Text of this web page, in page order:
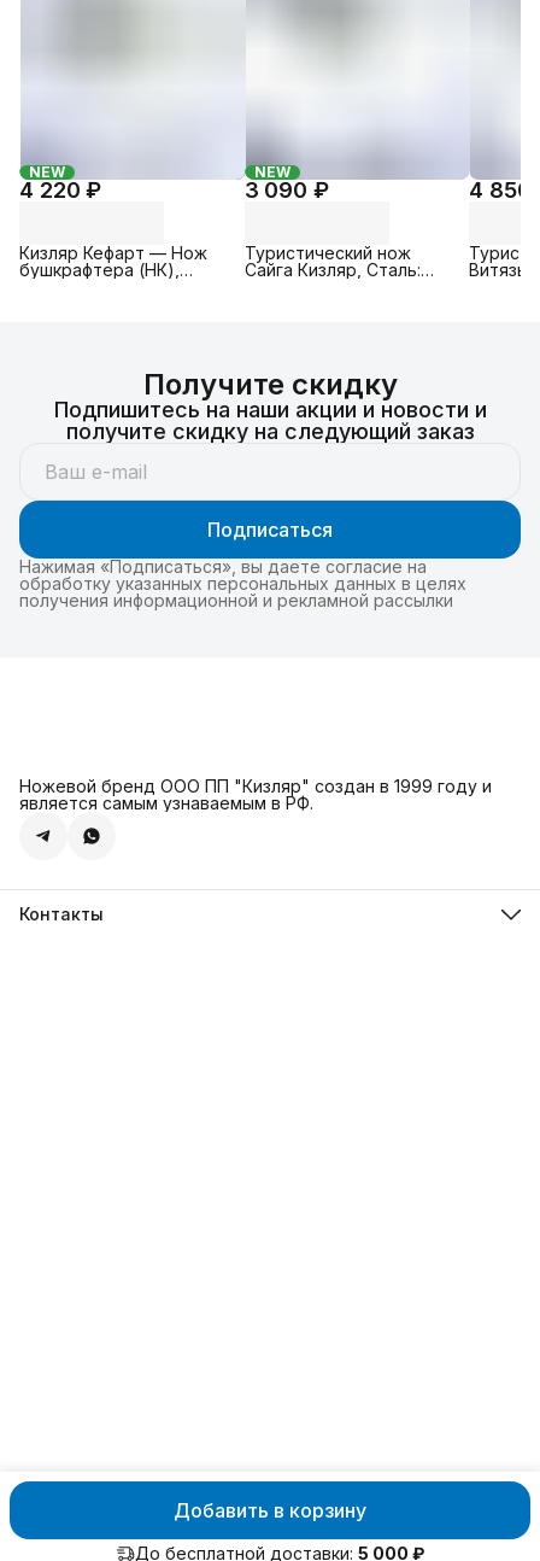
Добавить в корзину
До бесплатной доставки: 5 000 ₽
NEW
4 220 ₽
Кизляр Кефарт — Нож
бушкрафтера (НК),
NEW
3 090 ₽
Туристический нож
Сайга Кизляр, Cталь:
4 850
Витязь
Получите скидку
Подпишитесь на наши акции и новости и
получите скидку на следующий заказ
Подписаться
Нажимая «Подписаться», вы даете согласие на
обработку указанных персональных данных в целях
получения информационной и рекламной рассылки
Ножевой бренд ООО ПП "Кизляр" создан в 1999 году и
является самым узнаваемым в РФ.
Контакты
ⓒ Московский офис ООО ПП "Кизляр"Политика